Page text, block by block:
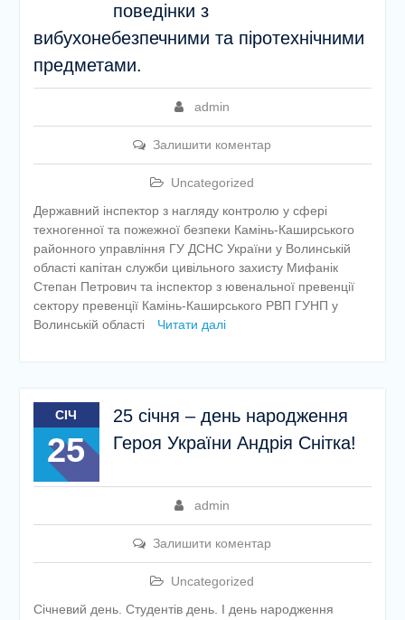
поведінки з
вибухонебезпечними та піротехнічними
предметами.
admin
Залишити коментар
Uncategorized
Державний інспектор з нагляду контролю у сфері
техногенної та пожежної безпеки Камінь-Каширського
районного управління ГУ ДСНС України у Волинській
області капітан служби цивільного захисту Мифанік
Степан Петрович та інспектор з ювенальної превенції
сектору превенції Камінь-Каширського РВП ГУНП у
Волинській області
Читати далі
СІЧ
25
25 січня – день народження
Героя України Андрія Снітка!
admin
Залишити коментар
Uncategorized
Січневий день. Студентів день. І день народження